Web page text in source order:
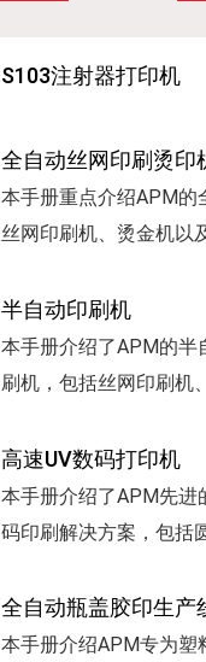
S103注射器打印机
全自动丝网印刷烫印
本手册重点介绍APM的
丝网印刷机、烫金机以
于化妆品包装、瓶子、
罐子、软管、杯子和工
品。产品具有高速生产
化解决方案，可实现优
面装饰效果。
半自动印刷机
本手册介绍了APM的半
刷机，包括丝网印刷机
活生产、样品制作、小
产和定制印刷应用而设
用于瓶子、瓶盖、杯子
高速UV数码打印机
本手册介绍了APM先进
码印刷解决方案，包括
印刷机。适用于化妆品、
装、促销品、玻璃、塑
全自动瓶盖胶印生产
本手册介绍APM专为塑